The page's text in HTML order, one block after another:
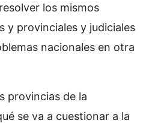
los mismos
y provinciales y judiciales
nacionales en otra
provincias de la
se va a cuestionar a la